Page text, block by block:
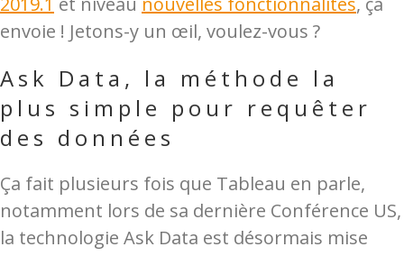
envoie ! Jetons-y un œil, voulez-vous ?
Ask Data, la méthode la
plus simple pour requêter
des données
Ça fait plusieurs fois que Tableau en parle,
notamment lors de sa dernière Conférence US,
la technologie Ask Data est désormais mise